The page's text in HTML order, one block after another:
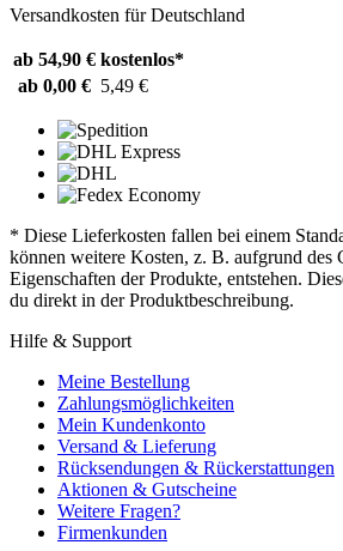
Versandkosten für Deutschland
ab 54,90 € kostenlos*
ab 0,00 € 5,49 €
* Diese Lieferkosten fallen bei einem
können weitere Kosten, z. B. aufgrund des
Eigenschaften der Produkte, entstehen.
du direkt in der Produktbeschreibung.
Hilfe & Support
Meine Bestellung
Zahlungsmöglichkeiten
Mein Kundenkonto
Versand & Lieferung
Rücksendungen & Rückerstattungen
Aktionen & Gutscheine
Weitere Fragen?
Firmenkunden